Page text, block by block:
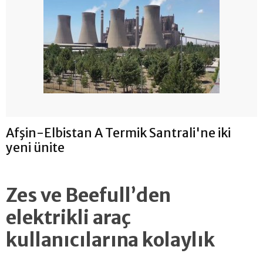
Afşin-Elbistan A Termik Santrali'ne iki
yeni ünite
Zes ve Beefull’den
elektrikli araç
kullanıcılarına kolaylık